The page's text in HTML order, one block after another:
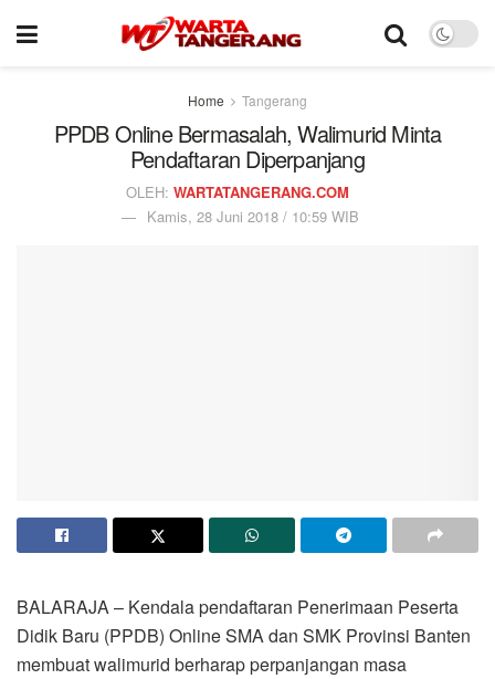
Home Tangerang
PPDB Online Bermasalah, Walimurid Minta
Pendaftaran Diperpanjang
OLEH: WARTATANGERANG.COM
Kamis, 28 Juni 2018 / 10:59 WIB
BALARAJA – Kendala pendaftaran Penerimaan Peserta
Didik Baru (PPDB) Online SMA dan SMK Provinsi Banten
membuat walimurid berharap perpanjangan masa